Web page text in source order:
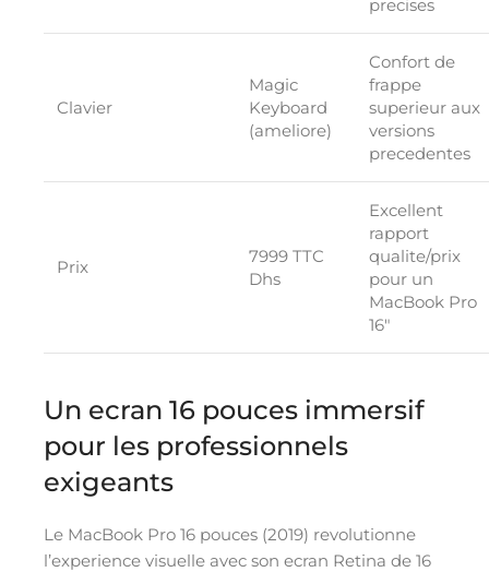
precises
Clavier
Magic
Keyboard
(ameliore)
Confort de
frappe
superieur aux
versions
precedentes
Prix
7999 TTC
Dhs
Excellent
rapport
qualite/prix
pour un
MacBook Pro
16″
Un ecran 16 pouces immersif
pour les professionnels
exigeants
Le MacBook Pro 16 pouces (2019) revolutionne
l’experience visuelle avec son ecran Retina de 16